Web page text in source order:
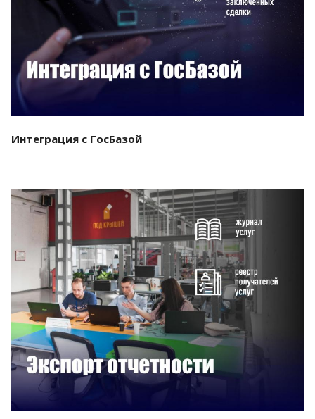
Смотреть проект
Интеграция с ГосБазой
Смотреть проект